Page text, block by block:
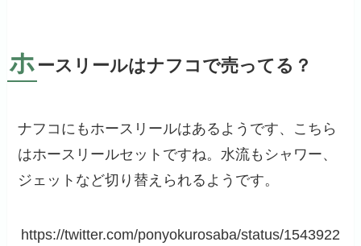
ホ ースリールはナフコで売ってる？
ナフコにもホースリールはあるようです、こちら
はホースリールセットですね。水流もシャワー、
ジェットなど切り替えられるようです。
https://twitter.com/ponyokurosaba/status/1543922